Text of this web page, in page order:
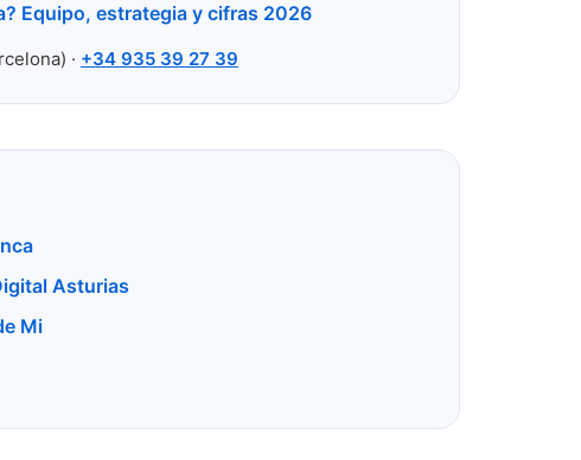
Equipo, estrategia y cifras 2026
· +34 935 39 27 39
Asturias
Mi